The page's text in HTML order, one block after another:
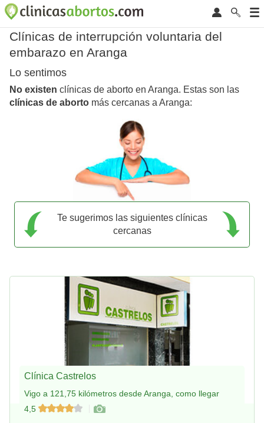
Clínicas de interrupción voluntaria del
embarazo en Aranga
Lo sentimos
No existen clínicas de aborto en Aranga. Estas son las
clínicas de aborto más cercanas a Aranga:
Te sugerimos las siguientes clínicas
cercanas
Clínica Castrelos
Vigo a 121,75 kilómetros desde Aranga, como llegar
4,5